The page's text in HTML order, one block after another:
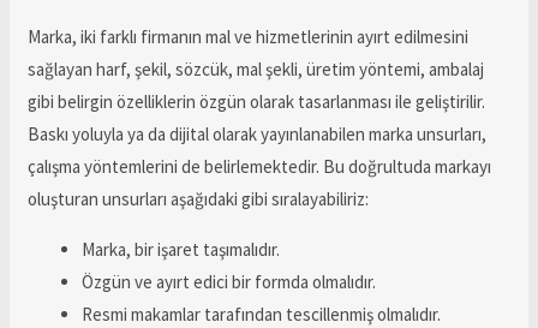
Marka, iki farklı firmanın mal ve hizmetlerinin ayırt edilmesini
sağlayan harf, şekil, sözcük, mal şekli, üretim yöntemi, ambalaj
gibi belirgin özelliklerin özgün olarak tasarlanması ile geliştirilir.
Baskı yoluyla ya da dijital olarak yayınlanabilen marka unsurları,
çalışma yöntemlerini de belirlemektedir. Bu doğrultuda markayı
oluşturan unsurları aşağıdaki gibi sıralayabiliriz:
Marka, bir işaret taşımalıdır.
Özgün ve ayırt edici bir formda olmalıdır.
Resmi makamlar tarafından tescillenmiş olmalıdır.